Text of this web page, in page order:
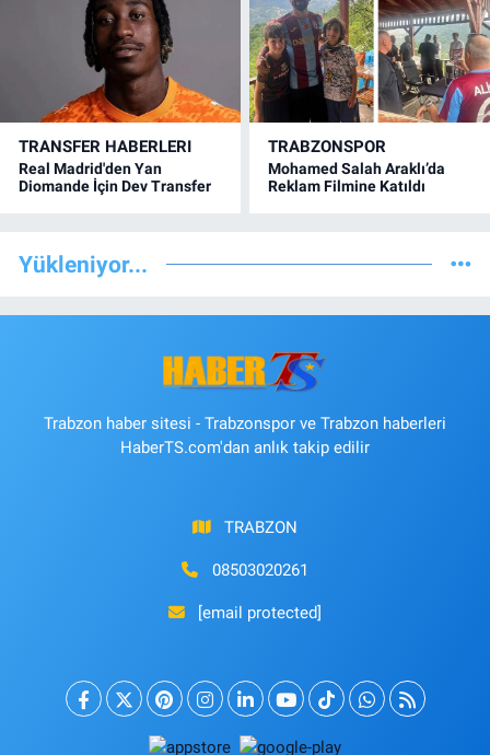
TRANSFER HABERLERI
Real Madrid'den Yan
Diomande İçin Dev Transfer
TRABZONSPOR
Mohamed Salah Araklı’da
Reklam Filmine Katıldı
Yükleniyor...
Trabzon haber sitesi - Trabzonspor ve Trabzon haberleri
HaberTS.com'dan anlık takip edilir
TRABZON
08503020261
[email protected]